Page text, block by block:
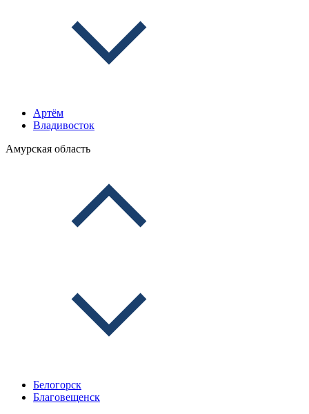
Артём
Владивосток
Амурская область
Белогорск
Благовещенск